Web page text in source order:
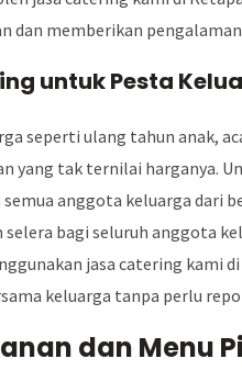
dan memberikan
untuk Pesta
seperti ulang tahun anak,
yang tak ternilai harganya.
anggota keluarga dari
selera bagi seluruh anggota
jasa catering kami
keluarga tanpa perlu
dan Menu